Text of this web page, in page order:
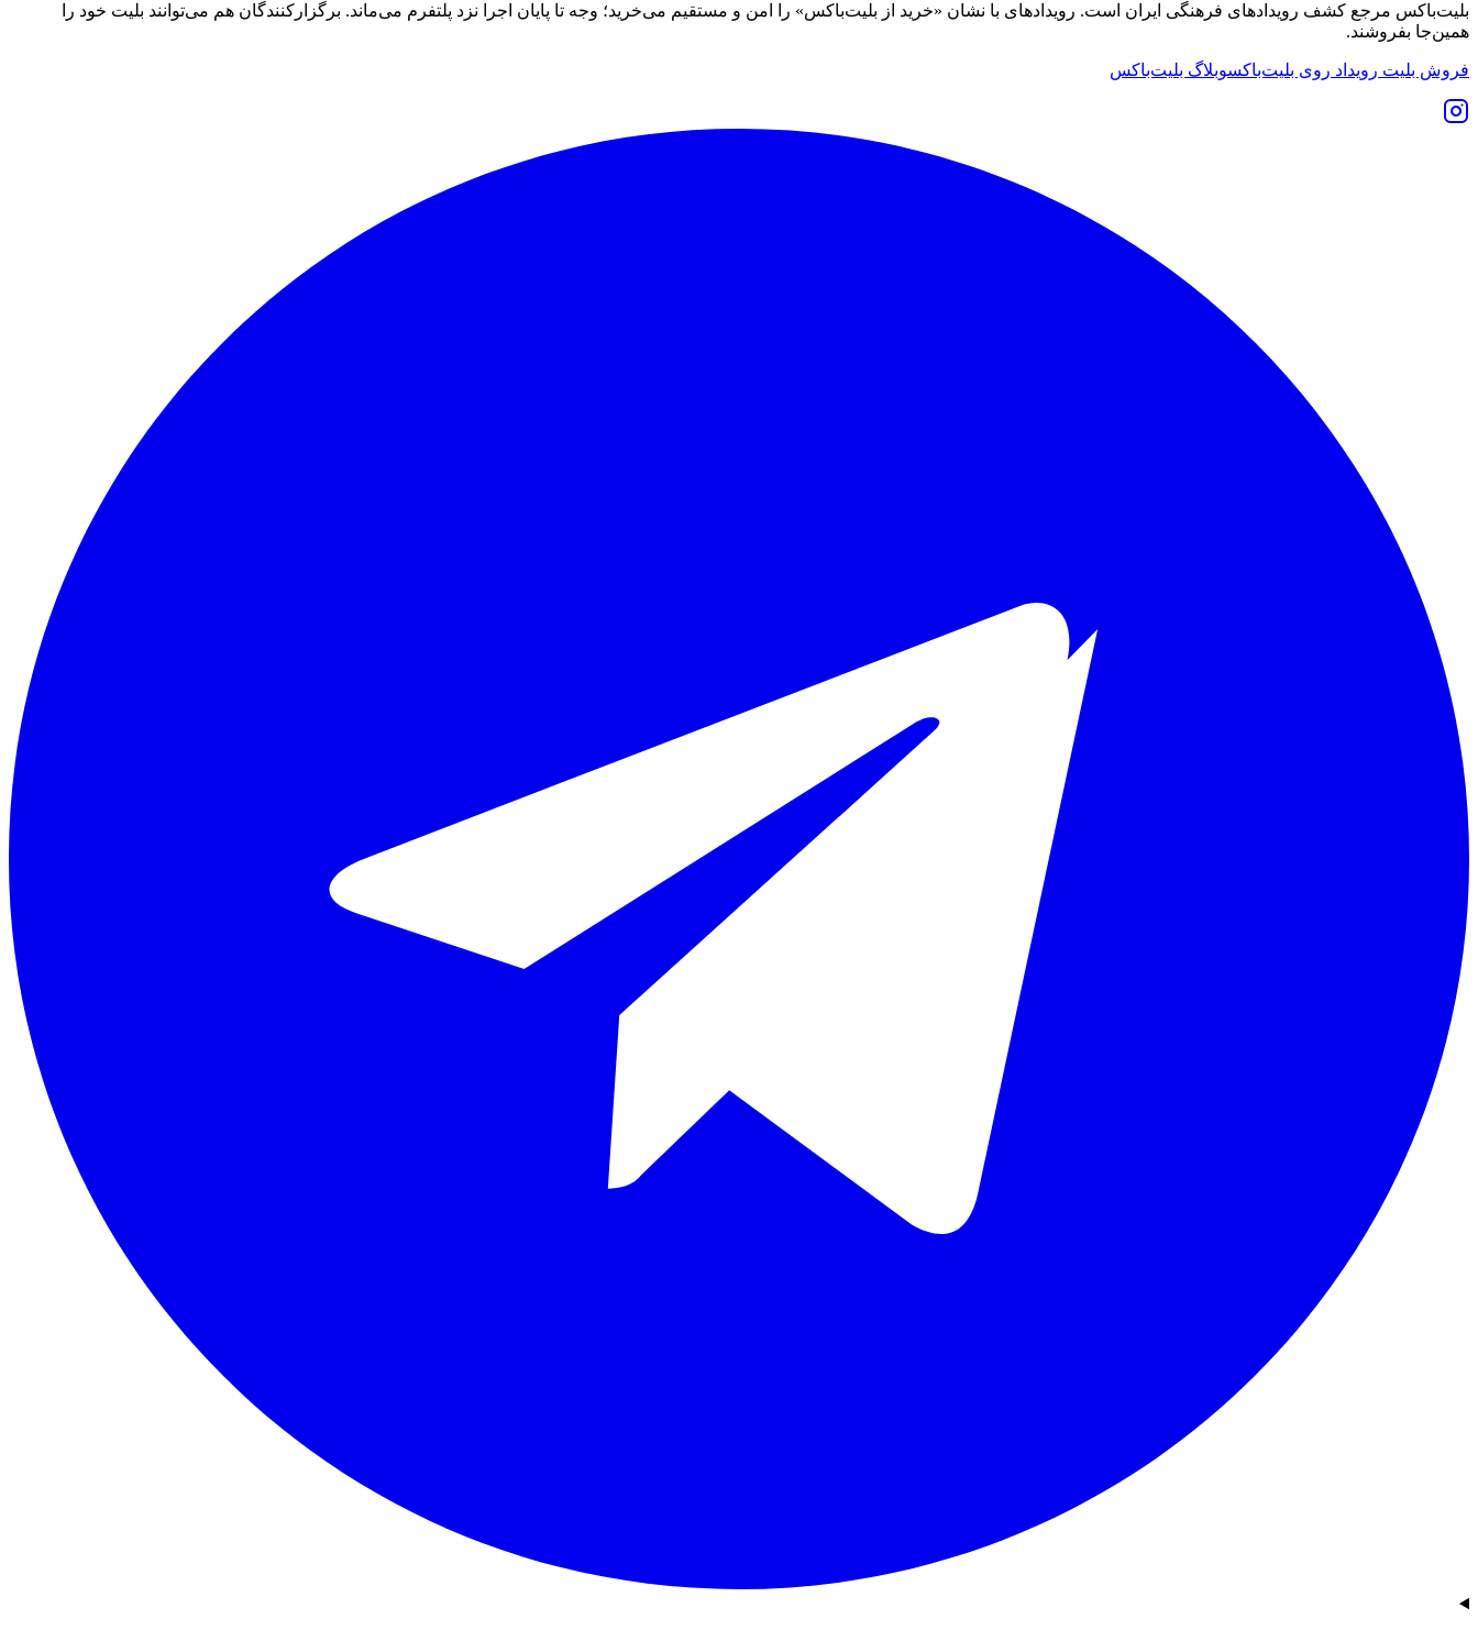
بلیت‌باکس مرجع کشف رویدادهای فرهنگی ایران است. رویدادهای با نشان «خرید از بلیت‌باکس» را امن و مستقیم می‌خرید؛ وجه تا پایان اجرا نزد پلتفرم می‌ماند. برگزارکنندگان هم می‌توانند بلیت خود را
همین‌جا بفروشند.
فروش بلیت رویداد روی بلیت‌باکسوبلاگ بلیت‌باکس